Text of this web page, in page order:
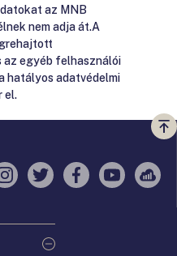
az MNB
nem adja át.A
az egyéb felhasználói
hatályos adatvédelmi
el.
a
Instagram
TwitterFacebook
YouTube